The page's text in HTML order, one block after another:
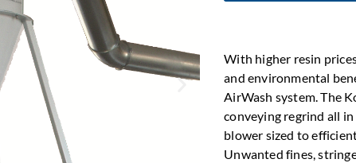
With higher resin
and environmental
AirWash system. The
conveying regrind all
blower sized to
Unwanted fines,